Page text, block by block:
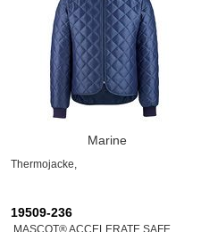
Marine
Thermojacke,
19509-236
MASCOT® ACCELERATE SAFE